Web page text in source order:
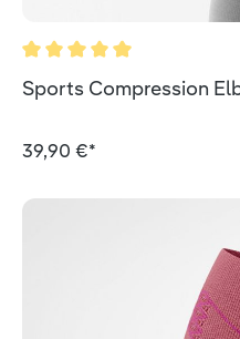
Durchschnittliche
Sports Compression
39,90 €*